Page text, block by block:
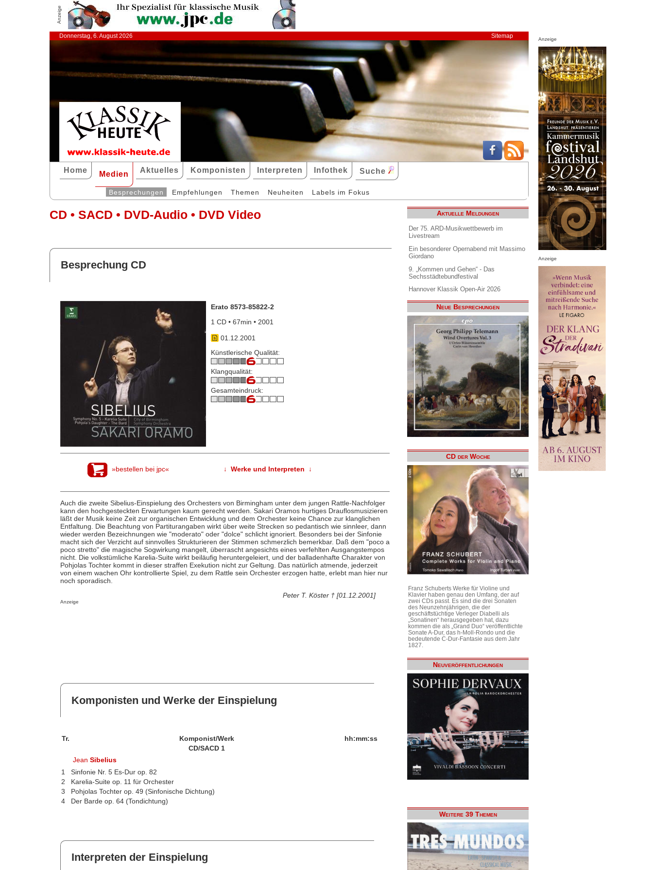
Anzeige
Donnerstag, 6. August 2026 Sitemap
Home Medien Aktuelles Komponisten Interpreten Infothek Suche
Besprechungen Empfehlungen Themen Neuheiten Labels im Fokus
CD • SACD • DVD-Audio • DVD Video
Besprechung CD
Erato 8573-85822-2
1 CD • 67min • 2001
01.12.2001
Künstlerische Qualität:
Klangqualität:
Gesamteindruck:
»bestellen bei jpc« ↓ Werke und Interpreten ↓
Auch die zweite Sibelius-Einspielung des Orchesters von Birmingham unter dem jungen Rattle-Nachfolger
kann den hochgesteckten Erwartungen kaum gerecht werden. Sakari Oramos hurtiges Drauflosmusizieren
läßt der Musik keine Zeit zur organischen Entwicklung und dem Orchester keine Chance zur klanglichen
Entfaltung. Die Beachtung von Partiturangaben wirkt über weite Strecken so pedantisch wie sinnleer, dann
wieder werden Bezeichnungen wie "moderato" oder "dolce" schlicht ignoriert. Besonders bei der Sinfonie
macht sich der Verzicht auf sinnvolles Strukturieren der Stimmen schmerzlich bemerkbar. Daß dem "poco a
poco stretto" die magische Sogwirkung mangelt, überrascht angesichts eines verfehlten Ausgangstempos
nicht. Die volkstümliche Karelia-Suite wirkt beiläufig heruntergeleiert, und der balladenhafte Charakter von
Pohjolas Tochter kommt in dieser straffen Exekution nicht zur Geltung. Das natürlich atmende, jederzeit
von einem wachen Ohr kontrollierte Spiel, zu dem Rattle sein Orchester erzogen hatte, erlebt man hier nur
noch sporadisch.
Peter T. Köster † [01.12.2001]
Anzeige
Komponisten und Werke der Einspielung
Tr. Komponist/Werk
hh:mm:ss
CD/SACD 1
JeanSibelius
1
Sinfonie Nr. 5 Es-Dur op. 82
2
Karelia-Suite op. 11 für Orchester
3
Pohjolas Tochter op. 49 (Sinfonische Dichtung)
4
Der Barde op. 64 (Tondichtung)
Interpreten der Einspielung
Aktuelle Meldungen
Der 75. ARD-Musikwettbewerb im
Livestream
Ein besonderer Opernabend mit Massimo
Giordano
9. „Kommen und Gehen“ - Das
Sechsstädtebundfestival
Hannover Klassik Open-Air 2026
Neue Besprechungen
CD der Woche
Franz Schuberts Werke für Violine und
Klavier haben genau den Umfang, der auf
zwei CDs passt. Es sind die drei Sonaten
des Neunzehnjährigen, die der
geschäftstüchtige Verleger Diabelli als
„Sonatinen“ herausgegeben hat, dazu
kommen die als „Grand Duo“ veröffentlichte
Sonate A-Dur, das h-Moll-Rondo und die
bedeutende C-Dur-Fantasie aus dem Jahr
1827.
Neuveröffentlichungen
Weitere 39 Themen
Anzeige
Anzeige